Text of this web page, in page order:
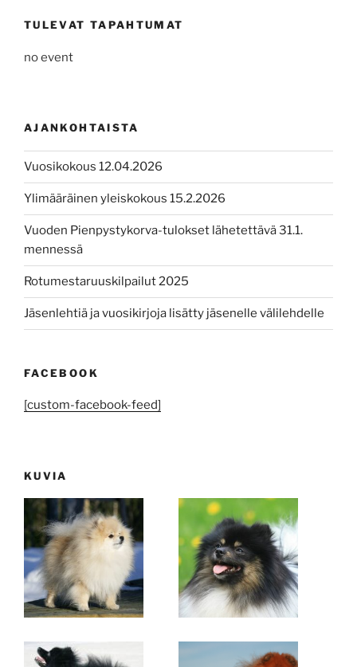
TULEVAT TAPAHTUMAT
no event
AJANKOHTAISTA
Vuosikokous 12.04.2026
Ylimääräinen yleiskokous 15.2.2026
Vuoden Pienpystykorva-tulokset lähetettävä 31.1.
mennessä
Rotumestaruuskilpailut 2025
Jäsenlehtiä ja vuosikirjoja lisätty jäsenelle välilehdelle
FACEBOOK
[custom-facebook-feed]
KUVIA